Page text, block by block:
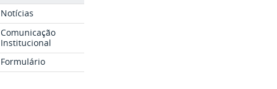
Notícias
Comunicação
Institucional
Formulário